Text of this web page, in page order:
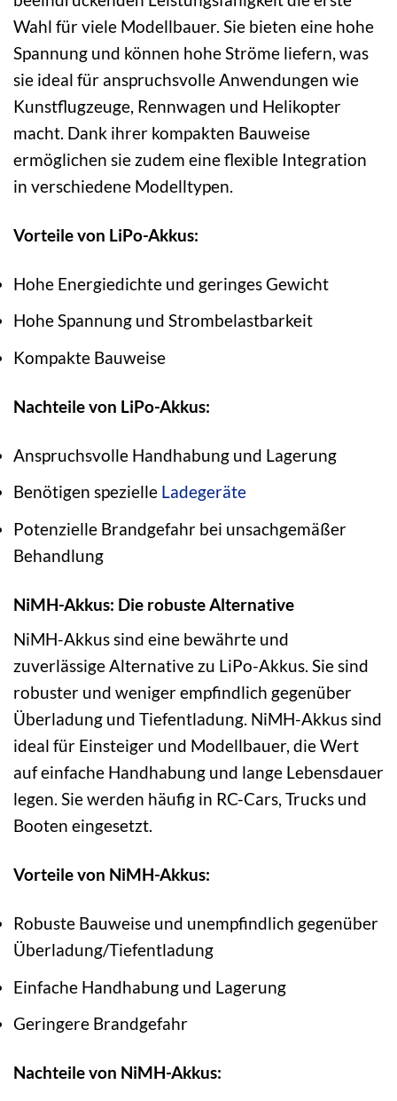
Wahl für viele Modellbauer. Sie bieten eine hohe
Spannung und können hohe Ströme liefern, was
sie ideal für anspruchsvolle Anwendungen wie
Kunstflugzeuge, Rennwagen und Helikopter
macht. Dank ihrer kompakten Bauweise
ermöglichen sie zudem eine flexible Integration
in verschiedene Modelltypen.
Vorteile von LiPo-Akkus:
Hohe Energiedichte und geringes Gewicht
Hohe Spannung und Strombelastbarkeit
Kompakte Bauweise
Nachteile von LiPo-Akkus:
Anspruchsvolle Handhabung und Lagerung
Benötigen spezielle Ladegeräte
Potenzielle Brandgefahr bei unsachgemäßer
Behandlung
NiMH-Akkus: Die robuste Alternative
NiMH-Akkus sind eine bewährte und
zuverlässige Alternative zu LiPo-Akkus. Sie sind
robuster und weniger empfindlich gegenüber
Überladung und Tiefentladung. NiMH-Akkus sind
ideal für Einsteiger und Modellbauer, die Wert
auf einfache Handhabung und lange Lebensdauer
legen. Sie werden häufig in RC-Cars, Trucks und
Booten eingesetzt.
Vorteile von NiMH-Akkus:
Robuste Bauweise und unempfindlich gegenüber
Überladung/Tiefentladung
Einfache Handhabung und Lagerung
Geringere Brandgefahr
Nachteile von NiMH-Akkus: